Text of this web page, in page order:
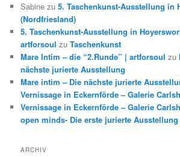
Sabine zu5. Taschenkunst-Ausstellung in
(Nordfriesland)
5. Taschenkunst-Ausstellung in
artforsoul zuTaschenkunst
Mare Intim – die “2.Runde” | artforsoul zu
nächste jurierte Ausstellung
Mare intim – Die nächste jurierte
Vernissage in Eckernförde – Galerie
Vernissage in Eckernförde – Galerie
open minds- Die erste jurierte
ARCHIV